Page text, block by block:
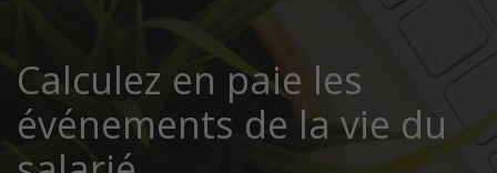
Calculez en paie les
événements de la vie du